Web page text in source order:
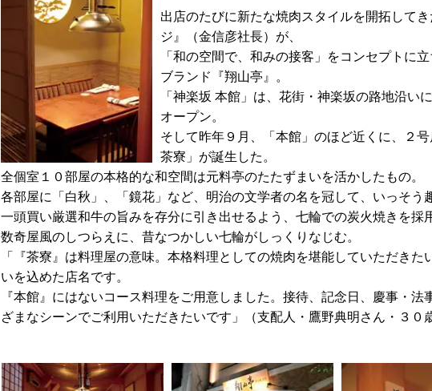
出店のたびに新たな焼肉スタイルを開拓して
ジ』（金信彦社長）が、
「和の空間で、和みの接客」をコンセプトに
ブランド『翔山亭』。
「神楽坂 本館」は、花街・神楽坂の路地沿い
オープン。
そして昨年９月、「本館」のほど近くに、２
茶寮」が誕生した。
全個室１０部屋の本格的な和空間は元料亭のたたずまいを活かしたもの。
各部屋に「白秋」、「鏡花」など、明治の文学者の名を冠して、いっそう
一頭買い厳選和牛の旨みを存分に引き出せるよう、七輪での炭火焼きを採
数奇屋風のしつらえに、昔なつかしい七輪がしっくりなじむ。
「『茶寮』は料理屋の意味。本格料理としての焼肉を堪能していただきた
いを込めた店名です。
『本館』にはないコース料理をご用意しました。接待、記念日、慶事・法
ざまなシーンでご利用いただきたいです」（支配人・鷹野典明さん・３０